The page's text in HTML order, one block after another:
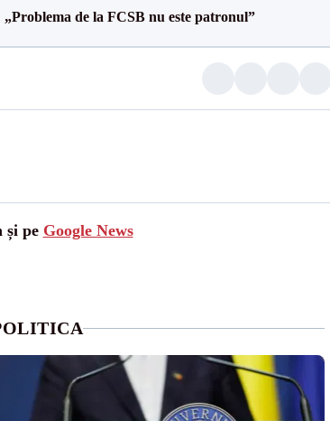
de la FCSB nu este patronul”
și pe Google News